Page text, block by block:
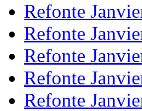
Refonte
Refonte
Refonte
Refonte
Refonte